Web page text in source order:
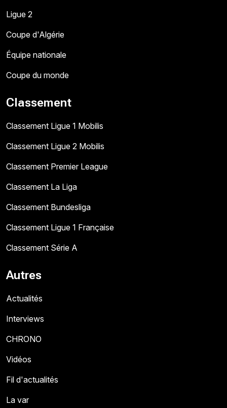
Ligue 2
Coupe d'Algérie
Équipe nationale
Coupe du monde
Classement
Classement Ligue 1 Mobilis
Classement Ligue 2 Mobilis
Classement Premier League
Classement La Liga
Classement Bundesliga
Classement Ligue 1 Française
Classement Série A
Autres
Actualités
Interviews
CHRONO
Vidéos
Fil d'actualités
La var